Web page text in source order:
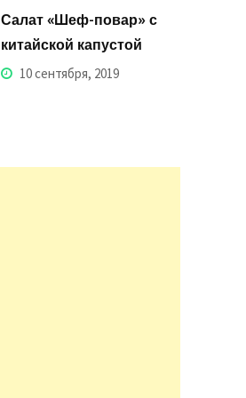
Салат «Шеф-повар» с
китайской капустой
10 сентября, 2019